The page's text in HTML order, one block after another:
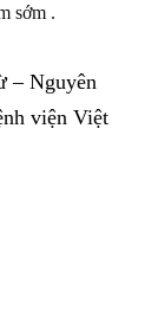
sớm .
– Nguyên
viện Việt